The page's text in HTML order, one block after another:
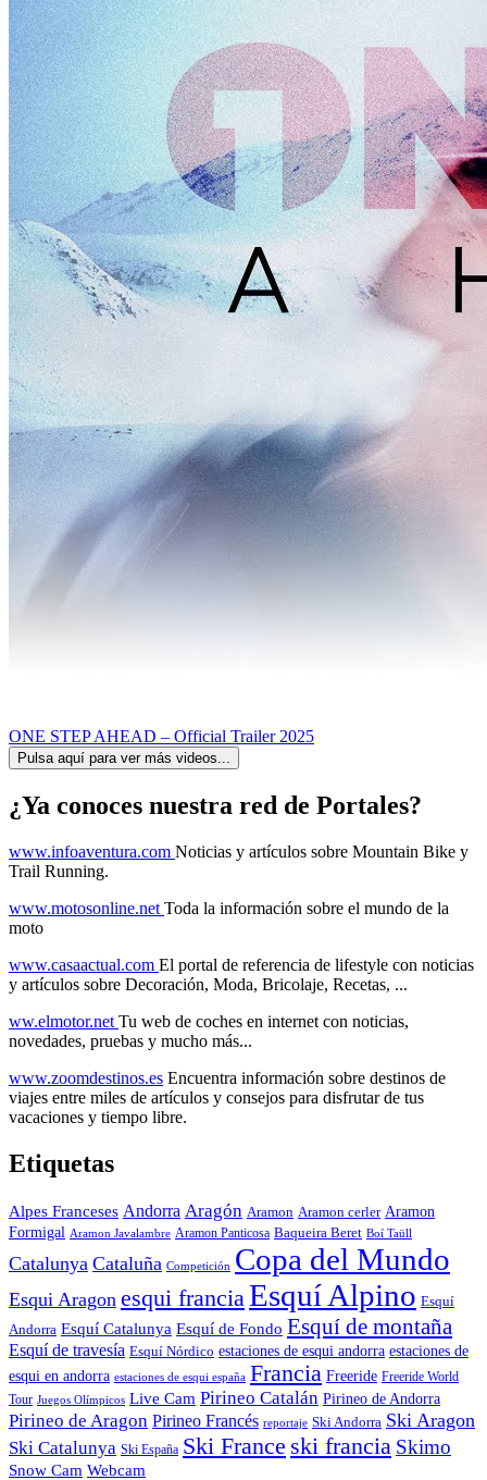
ONE STEP AHEAD – Official Trailer 2025
Pulsa aquí para ver más videos...
¿Ya conoces nuestra red de Portales?
www.infoaventura.com Noticias y artículos sobre Mountain Bike y
Trail Running.
www.motosonline.net Toda la información sobre el mundo de la
moto
www.casaactual.com El portal de referencia de lifestyle con noticias
y artículos sobre Decoración, Moda, Bricolaje, Recetas, ...
ww.elmotor.net Tu web de coches en internet con noticias,
novedades, pruebas y mucho más...
www.zoomdestinos.es Encuentra información sobre destinos de
viajes entre miles de artículos y consejos para disfrutar de tus
vacaciones y tiempo libre.
Etiquetas
Alpes Franceses Andorra Aragón Aramon Aramon cerler Aramon
Formigal Aramon Javalambre Aramon Panticosa Baqueira Beret Boí Taüll
Catalunya Cataluña Competición Copa del Mundo
Esqui Aragon esqui francia Esquí Alpino Esquí
Andorra Esquí Catalunya Esquí de Fondo Esquí de montaña
Esquí de travesía Esquí Nórdico estaciones de esqui andorra estaciones de
esqui en andorra estaciones de esqui españa Francia Freeride Freeride World
Tour Juegos Olímpicos Live Cam Pirineo Catalán Pirineo de Andorra
Pirineo de Aragon Pirineo Francés reportaje Ski Andorra Ski Aragon
Ski Catalunya Ski España Ski France ski francia Skimo
Snow Cam Webcam